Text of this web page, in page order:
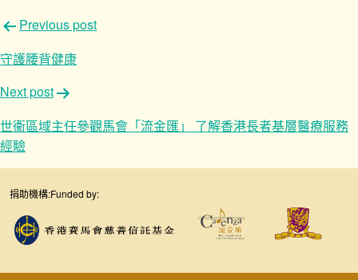
文
章
導
覽
Previous post
守護腰背健康
Next post
世衞區域主任參觀馬會「流金匯」 了解香港長者基層醫療服務
經驗
捐助機構:Funded by: